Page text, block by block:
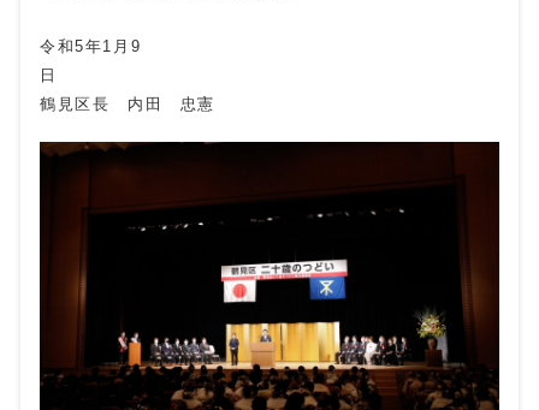
令和5年1月9
日
鶴見区長 内田 忠憲